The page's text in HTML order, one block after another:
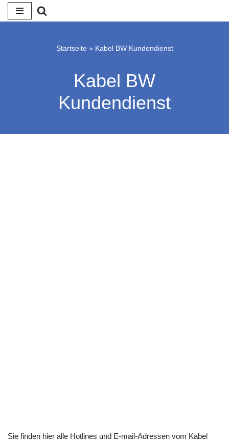
Startseite » Kabel BW Kundendienst
Kabel BW
Kundendienst
Sie finden hier alle Hotlines und E-mail-Adressen vom Kabel